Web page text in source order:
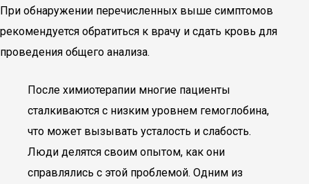
При обнаружении перечисленных выше симптомов
рекомендуется обратиться к врачу и сдать кровь для
проведения общего анализа.
После химиотерапии многие пациенты
сталкиваются с низким уровнем гемоглобина,
что может вызывать усталость и слабость.
Люди делятся своим опытом, как они
справлялись с этой проблемой. Одним из